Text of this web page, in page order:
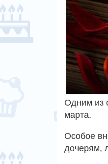
Одним из
марта.
Особое
дочерям,